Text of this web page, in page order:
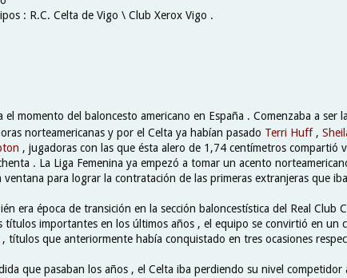
: R.C. Celta de Vigo \ Club Xerox Vigo .
el momento del baloncesto americano en España . Comenzaba a ser
norteamericanas y por el Celta ya habían pasado Terri Huff ,
, jugadoras con las que ésta alero de 1,74 centímetros compartió
. La Liga Femenina ya empezó a tomar un acento
ventana para lograr la contratación de las primeras extranjeras que
era época de transición en la sección baloncestística del Real Club
títulos importantes en los últimos años , el equipo se convirtió en un
, títulos que anteriormente había conquistado en tres ocasiones
que pasaban los años , el Celta iba perdiendo su nivel